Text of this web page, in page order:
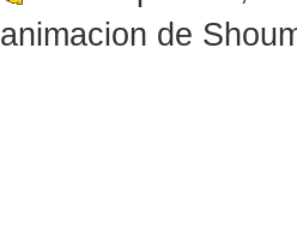
animacion de